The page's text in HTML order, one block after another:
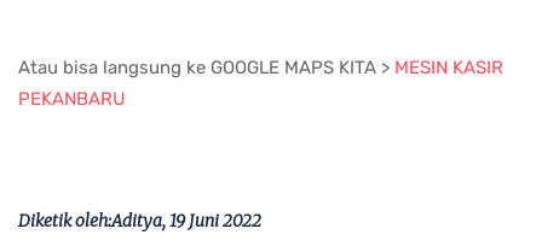
Atau bisa langsung ke GOOGLE MAPS KITA > MESIN KASIR
PEKANBARU
Diketik oleh:Aditya, 19 Juni 2022